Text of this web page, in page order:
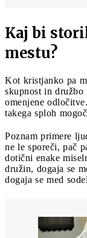
Kaj bi
mestu?
Kot kristjanko pa
skupnost in
omenjene
takega sploh
Poznam primere
ne le sporeči, pač
dotični enake
družin, dogaja se
dogaja se med